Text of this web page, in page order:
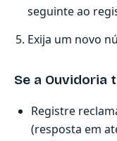
seguinte ao
Exija um novo
Se a Ouvidoria
Registre
(resposta em